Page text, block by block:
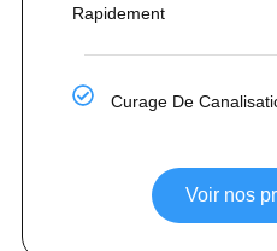
Rapidement
Curage De
Voir nos